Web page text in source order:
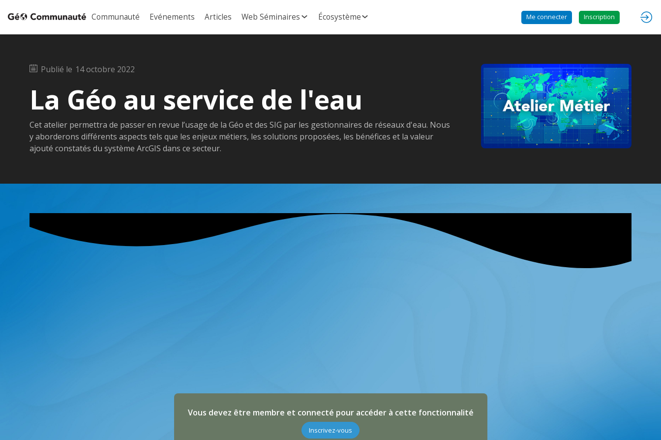
Communauté Evénements Articles Web Séminaires Écosystème Me connecter Inscription
Publié le 14 octobre 2022
La Géo au service de l'eau
Cet atelier permettra de passer en revue l’usage de la Géo et des SIG par les gestionnaires de réseaux d'eau. Nous
y aborderons différents aspects tels que les enjeux métiers, les solutions proposées, les bénéfices et la valeur
ajouté constatés du système ArcGIS dans ce secteur.
Vous devez être membre et connecté pour accéder à cette fonctionnalité
Inscrivez-vous